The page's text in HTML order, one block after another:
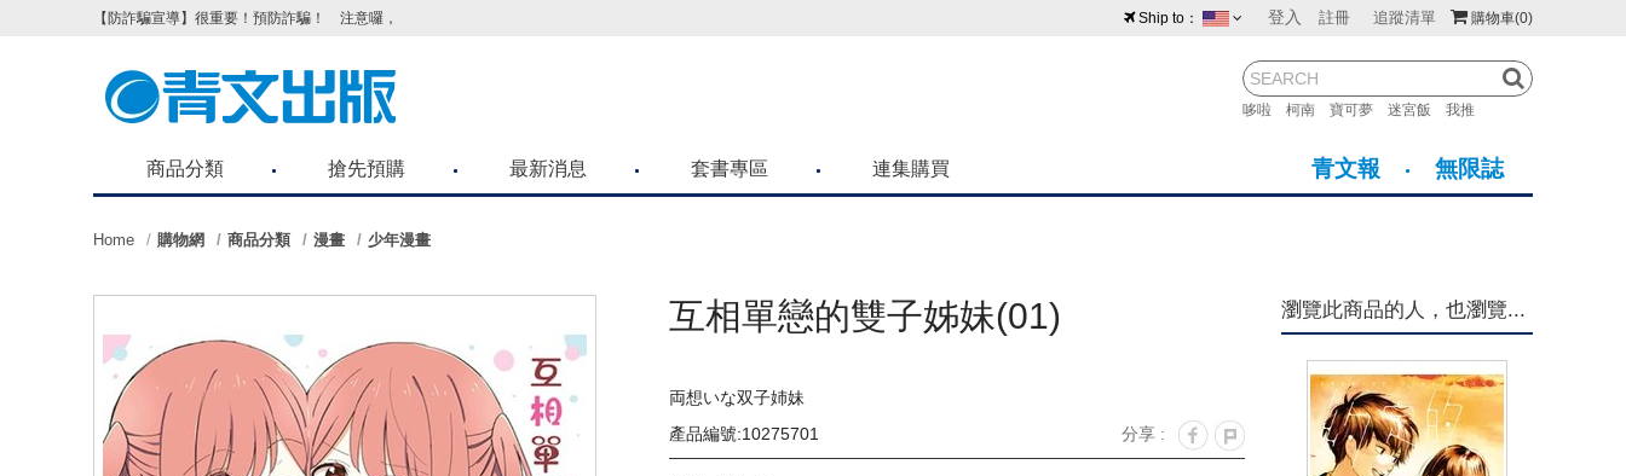
購物車(0)
登入 註冊 追蹤清單
哆啦 柯南 寶可夢 迷宮飯 我推
Ship to：
紐西蘭 馬來西亞
菲律賓
【防詐騙宣導】很重要！預防詐騙！ 注意囉，不要被騙了！請各位喜歡青文購物網的朋友們，提高警覺！
商品分類 搶先預購 最新消息 套書專區 連集購買 青文報 無限誌
Home 購物網 商品分類 漫畫 少年漫畫
互相單戀的雙子姊妹(01)
両想いな双子姉妹
產品編號:10275701
分享 :
瀏覽此商品的人，也瀏覽...